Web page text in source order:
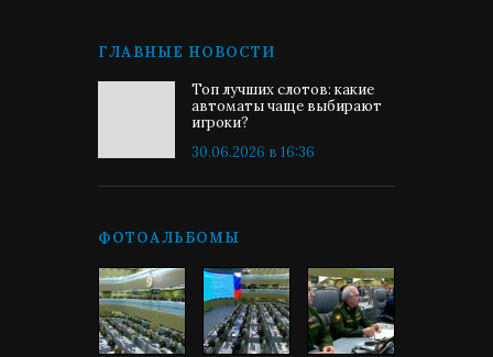
ГЛАВНЫЕ НОВОСТИ
Топ лучших слотов: какие
автоматы чаще выбирают
игроки?
30.06.2026 в 16:36
ФОТОАЛЬБОМЫ